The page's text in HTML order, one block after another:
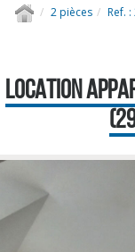
2 pièces Ref.
LOCATION